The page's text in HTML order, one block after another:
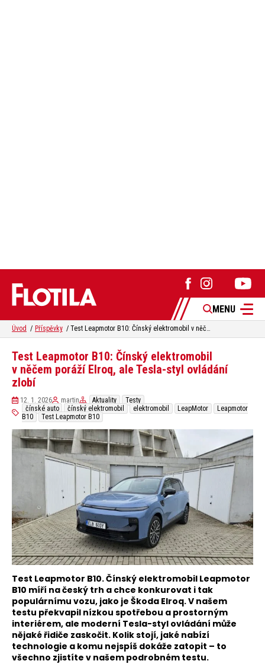
MENU
Úvod Příspěvky Test Leapmotor B10: Čínský elektromobil v něčem poráží Elroq, ale Tesla-styl ovládání zlobí
Test Leapmotor B10: Čínský elektromobil
v něčem poráží Elroq, ale Tesla-styl ovládání
zlobí
12. 1. 2026 martin Aktuality
Testy
čínské auto
čínský elektromobil elektromobil LeapMotor
Leapmotor
B10
Test Leapmotor B10
Test Leapmotor B10. Čínský elektromobil Leapmotor
B10 míří na český trh a chce konkurovat i tak
populárnímu vozu, jako je Škoda Elroq. V našem
testu překvapil nízkou spotřebou a prostorným
interiérem, ale moderní Tesla-styl ovládání může
nějaké řidiče zaskočit. Kolik stojí, jaké nabízí
technologie a komu nejspíš dokáže zatopit – to
všechno zjistíte v našem podrobném testu.